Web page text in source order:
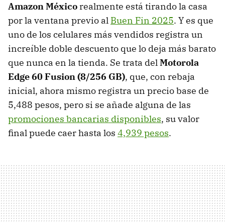
Amazon México realmente está tirando la casa
por la ventana previo al Buen Fin 2025. Y es que
uno de los celulares más vendidos registra un
increíble doble descuento que lo deja más barato
que nunca en la tienda. Se trata delMotorola
Edge 60 Fusion (8/256 GB), que, con rebaja
inicial, ahora mismo registra un precio base de
5,488 pesos, pero si se añade alguna de las
promociones bancarias disponibles, su valor
final puede caer hasta los 4,939 pesos.